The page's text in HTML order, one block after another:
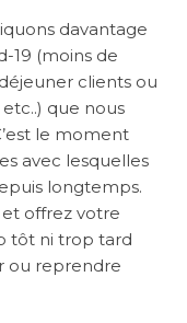
davantage
19 (moins de
clients ou
que nous
le moment
avec lesquelles
longtemps.
offrez votre
tôt ni trop tard
ou reprendre